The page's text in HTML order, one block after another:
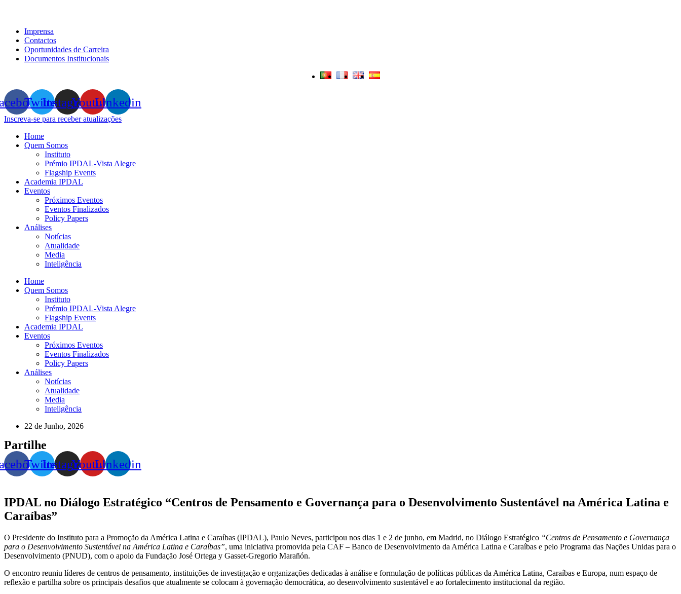
Imprensa
Contactos
Oportunidades de Carreira
Documentos Institucionais
TwitterInstagramYoutubeLinkedin
Inscreva-se para receber atualizações
Home
Quem Somos
Instituto
Prémio IPDAL-Vista Alegre
Flagship Events
Academia IPDAL
Eventos
Próximos Eventos
Eventos Finalizados
Policy Papers
Análises
Notícias
Atualidade
Media
Inteligência
Home
Quem Somos
Instituto
Prémio IPDAL-Vista Alegre
Flagship Events
Academia IPDAL
Eventos
Próximos Eventos
Eventos Finalizados
Policy Papers
Análises
Notícias
Atualidade
Media
Inteligência
22 de Junho, 2026
Partilhe
TwitterInstagramYoutubeLinkedin
IPDAL no Diálogo Estratégico “Centros de Pensamento e Governança para o Desenvolvimento Sustentável na América Latina e
Caraíbas”
O Presidente do Instituto para a Promoção da América Latina e Caraíbas (IPDAL), Paulo Neves, participou nos dias 1 e 2 de junho, em Madrid, no Diálogo Estratégico “Centros de Pensamento e Governança
para o Desenvolvimento Sustentável na América Latina e Caraíbas”, uma iniciativa promovida pela CAF – Banco de Desenvolvimento da América Latina e Caraíbas e pelo Programa das Nações Unidas para o
Desenvolvimento (PNUD), com o apoio da Fundação José Ortega y Gasset-Gregorio Marañón.
O encontro reuniu líderes de centros de pensamento, instituições de investigação e organizações dedicadas à análise e formulação de políticas públicas da América Latina, Caraíbas e Europa, num espaço de
reflexão e partilha sobre os principais desafios que atualmente se colocam à governação democrática, ao desenvolvimento sustentável e ao fortalecimento institucional da região.